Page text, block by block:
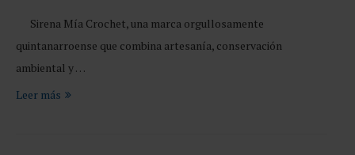
Sirena Mía Crochet, una marca orgullosamente
quintanarroense que combina artesanía, conservación
ambiental y …
Leer más